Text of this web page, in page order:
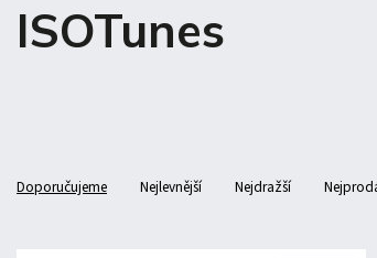
ISOTunes
Doporučujeme Nejlevnější Nejdražší